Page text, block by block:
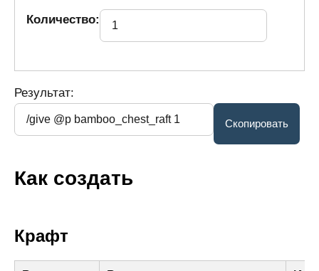
Количество:
Результат:
Как создать
Крафт